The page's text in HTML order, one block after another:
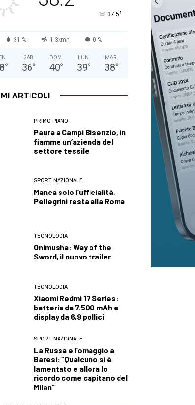
37.5°
31 % 1.3kmh 0 %
°
SAB
36°
DOM
40°
LUN
39°
MAR
38°
ARTICOLI
PRIMO PIANO
Paura a Campi Bisenzio, in
fiamme un’azienda del
settore tessile
SPORT NAZIONALE
Manca solo l’ufficialità,
Pellegrini resta alla Roma
TECNOLOGIA
Onimusha: Way of the
Sword, il nuovo trailer
TECNOLOGIA
Xiaomi Redmi 17 Series:
batteria da 7.500 mAh e
display da 6,9 pollici
SPORT NAZIONALE
La Russa e l’omaggio a
Baresi: “Qualcuno si è
lamentato e allora lo
ricordo come capitano del
Milan”